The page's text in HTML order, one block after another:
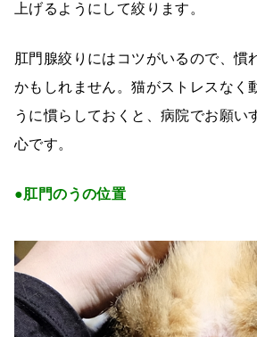
上げるようにして絞ります。
肛門腺絞りにはコツがいるので、慣
かもしれません。猫がストレスなく
うに慣らしておくと、病院でお願い
心です。
●肛門のうの位置